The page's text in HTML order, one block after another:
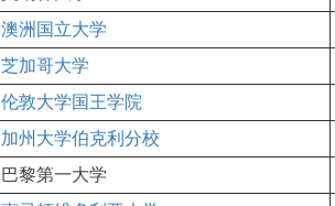
澳洲国立大学
芝加哥大学
伦敦大学国王学院
加州大学伯克利分校
巴黎第一大学